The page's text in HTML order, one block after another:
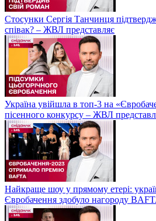
Стосунки Сергія Танчинця
співак? – ЖВЛ представляє
Україна увійшла в топ-3 на
пісенного конкурсу – ЖВЛ
Найкраще шоу у прямому етері:
Євробачення здобуло нагороду